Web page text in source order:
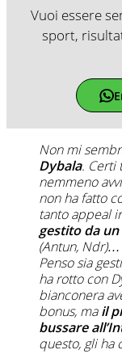
Vuoi essere
sport,
Non mi
Dybala. Certi
nemmeno
non ha fatto
tanto appeal
gestito da
(Antun, Ndr)…
Penso sia
ha rotto con
bianconera
bonus, mail
bussare
questo, gli ha